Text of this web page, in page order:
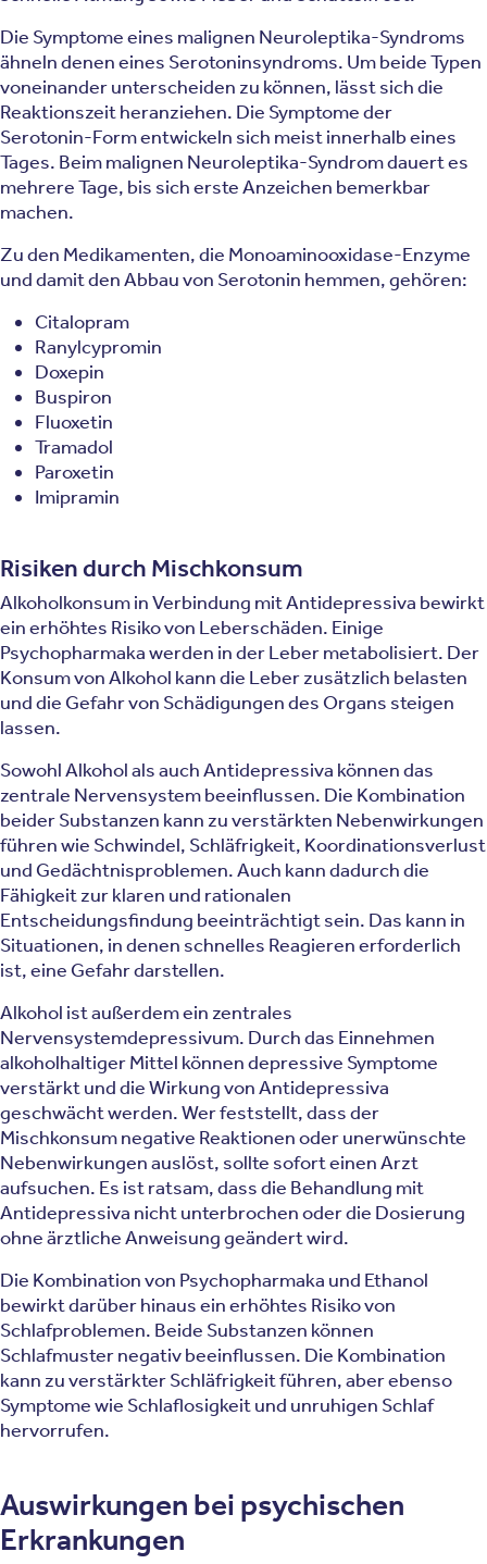
Die Symptome eines malignen Neuroleptika-Syndroms
ähneln denen eines Serotoninsyndroms. Um beide Typen
voneinander unterscheiden zu können, lässt sich die
Reaktionszeit heranziehen. Die Symptome der
Serotonin-Form entwickeln sich meist innerhalb eines
Tages. Beim malignen Neuroleptika-Syndrom dauert es
mehrere Tage, bis sich erste Anzeichen bemerkbar
machen.
Zu den Medikamenten, die Monoaminooxidase-Enzyme
und damit den Abbau von Serotonin hemmen, gehören:
Citalopram
Ranylcypromin
Doxepin
Buspiron
Fluoxetin
Tramadol
Paroxetin
Imipramin
Risiken durch Mischkonsum
Alkoholkonsum in Verbindung mit Antidepressiva bewirkt
ein erhöhtes Risiko von Leberschäden. Einige
Psychopharmaka werden in der Leber metabolisiert. Der
Konsum von Alkohol kann die Leber zusätzlich belasten
und die Gefahr von Schädigungen des Organs steigen
lassen.
Sowohl Alkohol als auch Antidepressiva können das
zentrale Nervensystem beeinflussen. Die Kombination
beider Substanzen kann zu verstärkten Nebenwirkungen
führen wie Schwindel, Schläfrigkeit, Koordinationsverlust
und Gedächtnisproblemen. Auch kann dadurch die
Fähigkeit zur klaren und rationalen
Entscheidungsfindung beeinträchtigt sein. Das kann in
Situationen, in denen schnelles Reagieren erforderlich
ist, eine Gefahr darstellen.
Alkohol ist außerdem ein zentrales
Nervensystemdepressivum. Durch das Einnehmen
alkoholhaltiger Mittel können depressive Symptome
verstärkt und die Wirkung von Antidepressiva
geschwächt werden. Wer feststellt, dass der
Mischkonsum negative Reaktionen oder unerwünschte
Nebenwirkungen auslöst, sollte sofort einen Arzt
aufsuchen. Es ist ratsam, dass die Behandlung mit
Antidepressiva nicht unterbrochen oder die Dosierung
ohne ärztliche Anweisung geändert wird.
Die Kombination von Psychopharmaka und Ethanol
bewirkt darüber hinaus ein erhöhtes Risiko von
Schlafproblemen. Beide Substanzen können
Schlafmuster negativ beeinflussen. Die Kombination
kann zu verstärkter Schläfrigkeit führen, aber ebenso
Symptome wie Schlaflosigkeit und unruhigen Schlaf
hervorrufen.
Auswirkungen bei psychischen
Erkrankungen